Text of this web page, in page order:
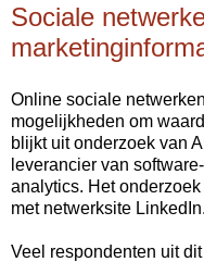
Sociale
Online sociale
mogelijkheden om
blijkt uit onderzoek van
leverancier van
analytics. Het
met netwerksite LinkedIn.
Veel respondenten uit